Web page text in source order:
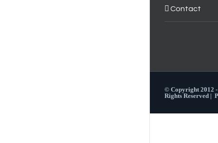
Contact
© Copyright 2012
Rights Reserved |